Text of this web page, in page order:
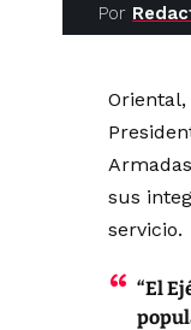
Por
Oriental,
sus
servicio.
“El